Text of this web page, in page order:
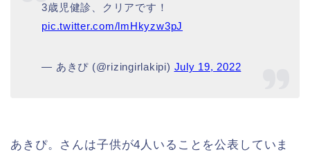
3歳児健診、クリアです！
pic.twitter.com/lmHkyzw3pJ
— あきぴ (@rizingirlakipi) July 19, 2022
あきぴ。さんは子供が4人いることを公表していま